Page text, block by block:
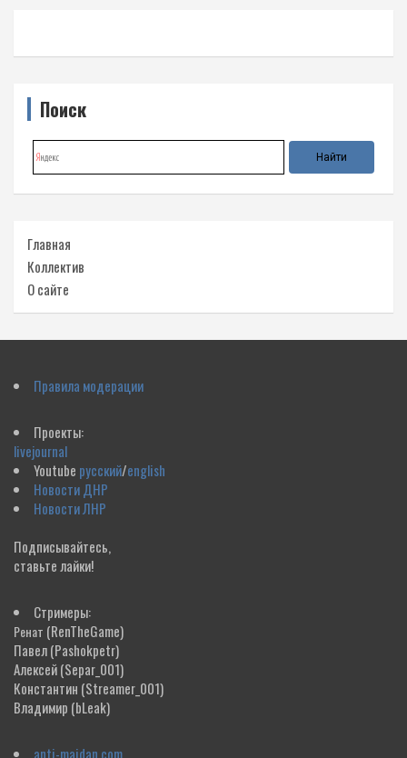
Поиск
Главная
Коллектив
О сайте
Правила модерации
Проекты:
livejournal
Youtube русский/english
Новости ДНР
Новости ЛНР
Подписывайтесь,
ставьте лайки!
Стримеры:
Ренат (RenTheGame)
Павел(Pashokpetr)
Алексей(Separ_001)
Константин (Streamer_001)
Владимир (bLeak)
anti-maidan.com